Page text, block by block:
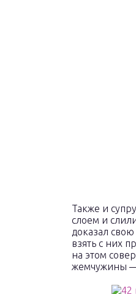
Также и
слоем и
доказал
взять с них
на этом
жемчужины —